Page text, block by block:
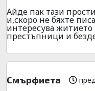
Айде пак тази
и,скоро не бяхте
интересува
престъпници и
Смърфиета